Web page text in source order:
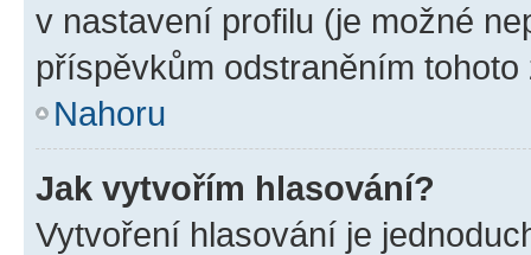
v nastavení profilu (je možné
příspěvkům odstraněním
Nahoru
Jak vytvořím hlasování?
Vytvoření hlasování je